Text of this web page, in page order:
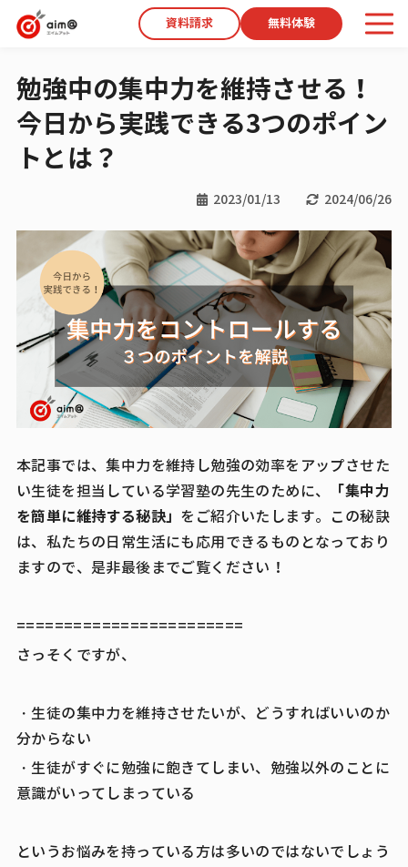
資料請求 無料体験
勉強中の集中力を維持させる！
今日から実践できる3つのポイン
トとは？
2023/01/13 2024/06/26
本記事では、集中力を維持し勉強の効率をアップさせた
い生徒を担当している学習塾の先生のために、
「集中力
を簡単に維持する秘訣」 をご紹介いたします。この秘訣
は、私たちの日常生活にも応用できるものとなっており
ますので、是非最後までご覧ください！
========================
さっそくですが、
・生徒の集中力を維持させたいが、どうすればいいのか
分からない
・生徒がすぐに勉強に飽きてしまい、勉強以外のことに
意識がいってしまっている
というお悩みを持っている方は多いのではないでしょう